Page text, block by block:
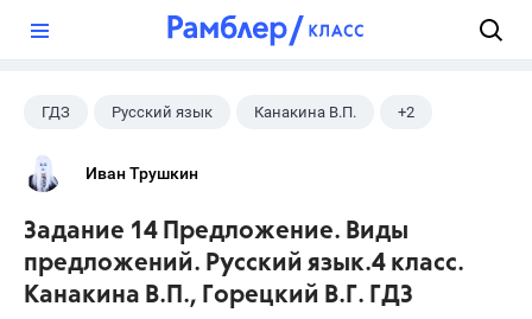
ГДЗ Русский язык Канакина В.П. +2
Горецкий В.Г.
Иван Трушкин
Задание 14 Предложение. Виды
предложений. Русский язык.4 класс.
Канакина В.П., Горецкий В.Г. ГДЗ